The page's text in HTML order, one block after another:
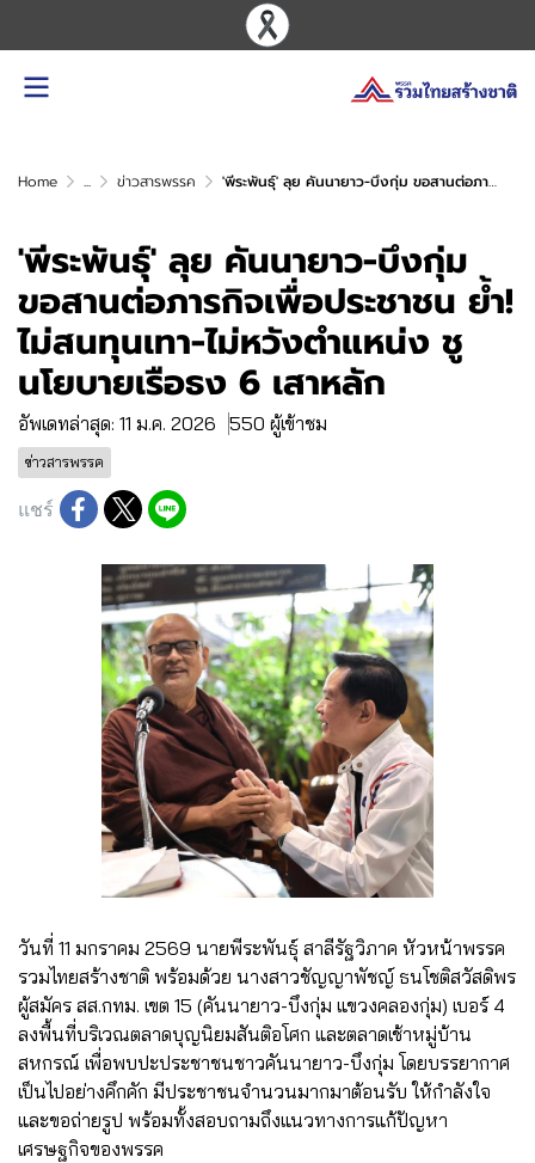
Home ... ข่าวสารพรรค 'พีระพันธุ์' ลุย คันนายาว-บึงกุ่ม ขอสานต่อภารกิจเพื่อประชาชน ย้ำ! ไม่สนทุนเทา-ไม่หวังตำแหน่ง ชูนโยบายเรือธง 6 เสาหลัก
'พีระพันธุ์' ลุย คันนายาว-บึงกุ่ม
ขอสานต่อภารกิจเพื่อประชาชน ย้ำ!
ไม่สนทุนเทา-ไม่หวังตำแหน่ง ชู
นโยบายเรือธง 6 เสาหลัก
อัพเดทล่าสุด: 11 ม.ค. 2026 550 ผู้เข้าชม
ข่าวสารพรรค
แชร์
วันที่ 11 มกราคม 2569 นายพีระพันธุ์ สาลีรัฐวิภาค หัวหน้าพรรค
รวมไทยสร้างชาติ พร้อมด้วย นางสาวชัญญาพัชญ์ ธนโชติสวัสดิพร
ผู้สมัคร สส.กทม. เขต 15 (คันนายาว-บึงกุ่ม แขวงคลองกุ่ม) เบอร์ 4
ลงพื้นที่บริเวณตลาดบุญนิยมสันติอโศก และตลาดเช้าหมู่บ้าน
สหกรณ์ เพื่อพบปะประชาชนชาวคันนายาว-บึงกุ่ม โดยบรรยากาศ
เป็นไปอย่างคึกคัก มีประชาชนจำนวนมากมาต้อนรับ ให้กำลังใจ
และขอถ่ายรูป พร้อมทั้งสอบถามถึงแนวทางการแก้ปัญหา
เศรษฐกิจของพรรค